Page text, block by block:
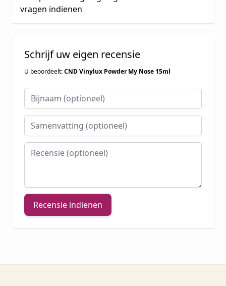
vragen indienen
Schrijf uw eigen recensie
U beoordeelt:CND Vinylux Powder My Nose 15ml
Bijnaam
Samenvatting
Recensie
Recensie indienen